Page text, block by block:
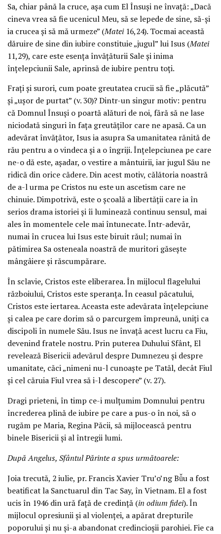
Sa, chiar până la cruce, așa cum El Însuși ne învață: „Dacă
cineva vrea să fie ucenicul Meu, să se lepede de sine, să-și
ia crucea și să mă urmeze” (Matei16,24). Tocmai această
dăruire de sine din iubire constituie „jugul” lui Isus (Matei
11,29), care este esența învățăturii Sale și inima
înțelepciunii Sale, aprinsă de iubire pentru toți.
Frați și surori, cum poate greutatea crucii să fie „plăcută”
și „ușor de purtat” (v. 30)? Dintr-un singur motiv: pentru
că Domnul Însuși o poartă alături de noi, fără să ne lase
niciodată singuri în fața greutăților care ne apasă. Ca un
adevărat învățător, Isus ia asupra Sa umanitatea rănită de
rău pentru a o vindeca și a o îngriji. Înțelepciunea pe care
ne-o dă este, așadar, o vestire a mântuirii, iar jugul Său ne
ridică din orice cădere. Din acest motiv, călătoria noastră
de a-l urma pe Cristos nu este un ascetism care ne
chinuie. Dimpotrivă, este o școală a libertății care ia în
serios drama istoriei și îi luminează continuu sensul, mai
ales în momentele cele mai întunecate. Într-adevăr,
numai în crucea lui Isus este biruit răul; numai în
pătimirea Sa osteneala noastră de muritori găsește
mângâiere și răscumpărare.
În sclavie, Cristos este eliberarea. În mijlocul flagelului
războiului, Cristos este speranța. În ceasul păcatului,
Cristos este iertarea. Aceasta este adevărata înțelepciune
și calea pe care dorim să o parcurgem împreună, uniți ca
discipoli în numele Său. Isus ne învață acest lucru ca Fiu,
devenind fratele nostru. Prin puterea Duhului Sfânt, El
revelează Bisericii adevărul despre Dumnezeu și despre
umanitate, căci „nimeni nu-l cunoaște pe Tatăl, decât Fiul
și cel căruia Fiul vrea să i-l descopere” (v. 27).
Dragi prieteni, în timp ce-i mulțumim Domnului pentru
încrederea plină de iubire pe care a pus-o în noi, să o
rugăm pe Maria, Regina Păcii, să mijlocească pentru
binele Bisericii și al întregii lumi.
După Angelus, Sfântul Părinte a spus următoarele:
Joia trecută, 2 iulie, pr. Francis Xavier Tru’o’ng Bǚu a fost
beatificat la Sanctuarul din Tac Say, în Vietnam. El a fost
ucis în 1946 din ură față de credință (in odium fidei). În
mijlocul opresiunii și al violenței, a apărat drepturile
poporului și nu și-a abandonat credincioșii parohiei. Fie ca